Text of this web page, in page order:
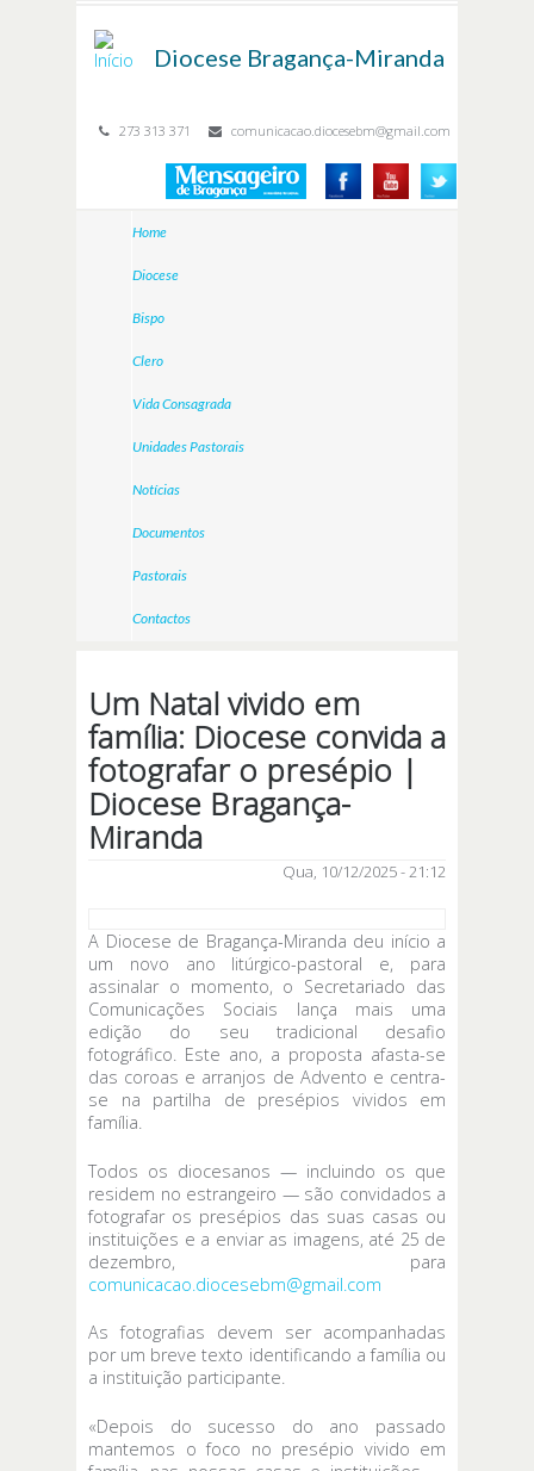
Diocese Bragança-Miranda
273 313 371 comunicacao.diocesebm@gmail.com
Home
Diocese
Bispo
Clero
Vida Consagrada
Unidades Pastorais
Notícias
Documentos
Pastorais
Contactos
Um Natal vivido em
família: Diocese convida a
fotografar o presépio |
Diocese Bragança-
Miranda
Qua, 10/12/2025 - 21:12
A Diocese de Bragança-Miranda deu início a
um novo ano litúrgico-pastoral e, para
assinalar o momento, o Secretariado das
Comunicações Sociais lança mais uma
edição do seu tradicional desafio
fotográfico. Este ano, a proposta afasta-se
das coroas e arranjos de Advento e centra-
se na partilha de presépios vividos em
família.
Todos os diocesanos — incluindo os que
residem no estrangeiro — são convidados a
fotografar os presépios das suas casas ou
instituições e a enviar as imagens, até 25 de
dezembro, para
comunicacao.diocesebm@gmail.com
As fotografias devem ser acompanhadas
por um breve texto identificando a família ou
a instituição participante.
«Depois do sucesso do ano passado
mantemos o foco no presépio vivido em